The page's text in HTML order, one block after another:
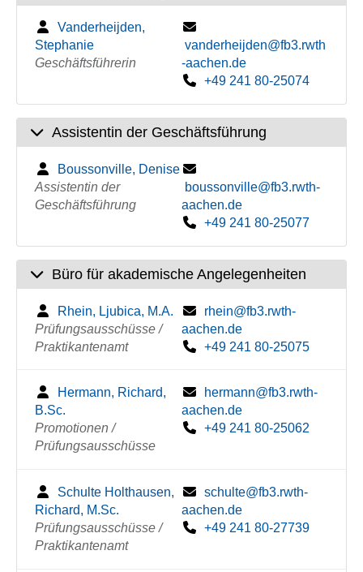
Vanderheijden,
Stephanie
Geschäftsführerin
vanderheijden@fb3.rwth
-aachen.de
+49 241 80-25074
Assistentin der Geschäftsführung
Boussonville, Denise
Assistentin der
Geschäftsführung
boussonville@fb3.rwth-
aachen.de
+49 241 80-25077
Büro für akademische Angelegenheiten
Rhein, Ljubica, M.A.
Prüfungsausschüsse /
Praktikantenamt
rhein@fb3.rwth-
aachen.de
+49 241 80-25075
Hermann, Richard,
B.Sc.
Promotionen /
Prüfungsausschüsse
hermann@fb3.rwth-
aachen.de
+49 241 80-25062
Schulte Holthausen,
Richard, M.Sc.
Prüfungsausschüsse /
Praktikantenamt
schulte@fb3.rwth-
aachen.de
+49 241 80-27739